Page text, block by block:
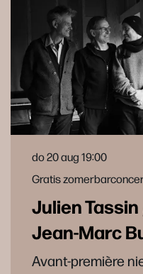
Julien
Jean-Marc
Avant-première
Gratis
do 20 aug19:00